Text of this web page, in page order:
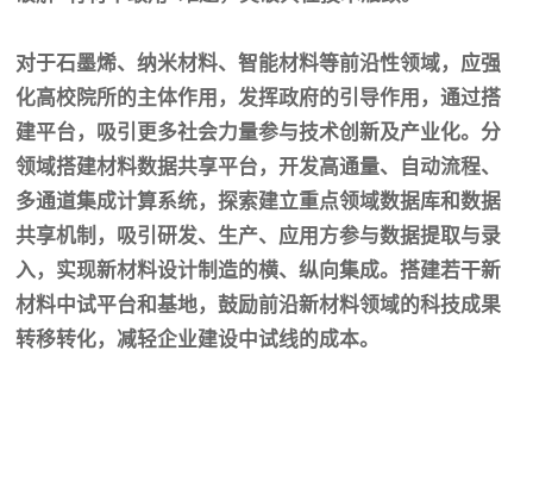
对于石墨烯、纳米材料、智能材料等前沿性领域，应强
化高校院所的主体作用，发挥政府的引导作用，通过搭
建平台，吸引更多社会力量参与技术创新及产业化。分
领域搭建材料数据共享平台，开发高通量、自动流程、
多通道集成计算系统，探索建立重点领域数据库和数据
共享机制，吸引研发、生产、应用方参与数据提取与录
入，实现新材料设计制造的横、纵向集成。搭建若干新
材料中试平台和基地，鼓励前沿新材料领域的科技成果
转移转化，减轻企业建设中试线的成本。